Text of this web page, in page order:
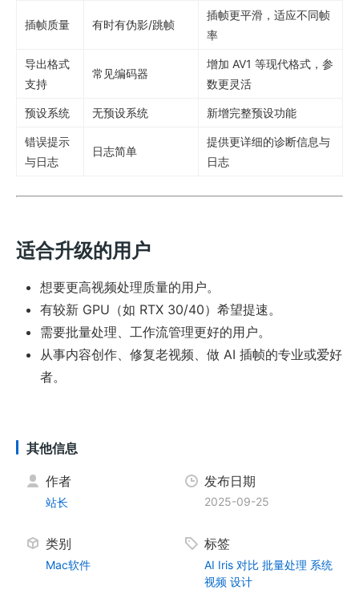
插帧质量 有时有伪影/跳帧
插帧更平滑，适应不同帧
率
导出格式
支持
常见编码器
增加 AV1 等现代格式，参
数更灵活
预设系统 无预设系统 新增完整预设功能
错误提示
与日志
日志简单
提供更详细的诊断信息与
日志
适合升级的用户
想要更高视频处理质量的用户。
有较新 GPU（如 RTX 30/40）希望提速。
需要批量处理、工作流管理更好的用户。
从事内容创作、修复老视频、做 AI 插帧的专业或爱好
者。
其他信息
作者
站长
发布日期
2025-09-25
类别
Mac软件
标签
AI Iris 对比 批量处理 系统
视频 设计